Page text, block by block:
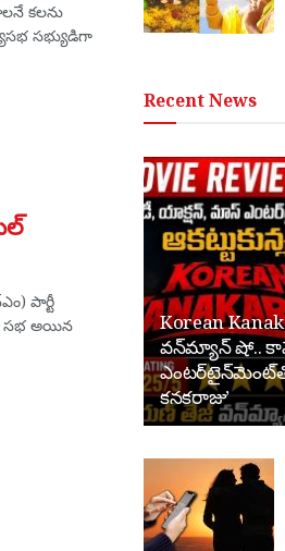
కలను
సభ్యుడిగా
పార్టీ
సభ అయిన
Recent News
Korean
వన్‌మ్యాన్ షో..
ఎంటర్‌టైన్‌మెంట్‌తో
కనకరాజు’